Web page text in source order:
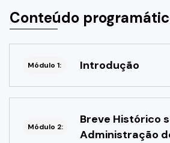
Conteúdo
Módulo 1: Introdução
Módulo 2:
Breve Histórico
Administração